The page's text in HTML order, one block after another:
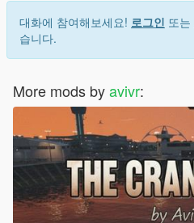
대화에 참여해보세요! 로그인 또는
습니다.
More mods byavivr: